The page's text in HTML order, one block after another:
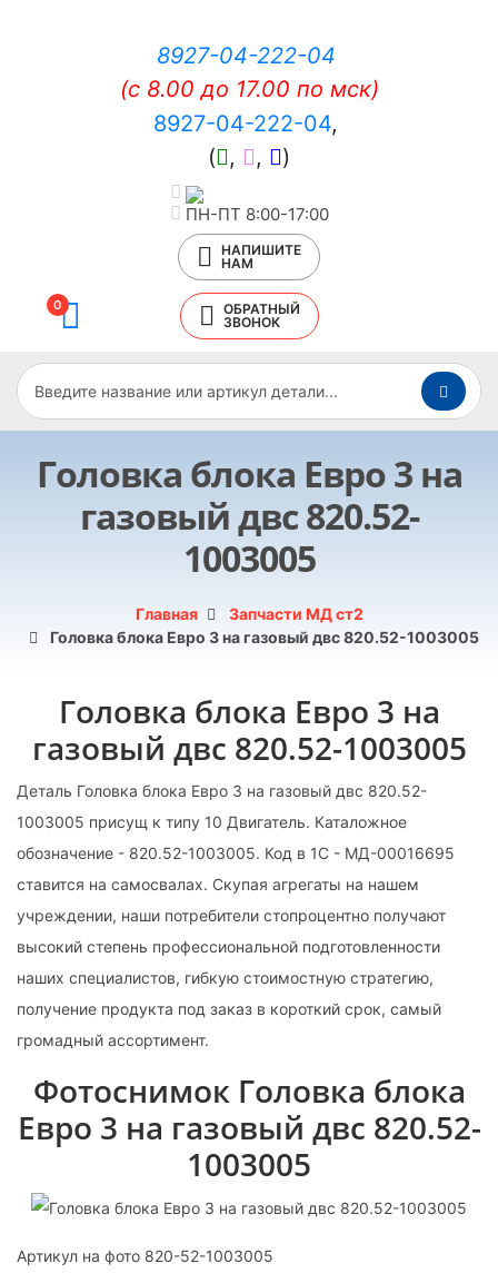
8927-04-222-04
(c 8.00 до 17.00 по мск)
8927-04-222-04,
(
, , )
ПН-ПТ 8:00-17:00
НАПИШИТЕ
НАМ
0
ОБРАТНЫЙ
ЗВОНОК
Головка блока Евро 3 на
газовый двс 820.52-
1003005
Главная
Запчасти МД ст2
Головка блока Евро 3 на газовый двс 820.52-1003005
Головка блока Евро 3 на
газовый двс 820.52-1003005
Деталь Головка блока Евро 3 на газовый двс 820.52-
1003005 присущ к типу 10 Двигатель. Каталожное
обозначение - 820.52-1003005. Код в 1С - МД-00016695
ставится на самосвалах. Скупая агрегаты на нашем
учреждении, наши потребители стопроцентно получают
высокий степень профессиональной подготовленности
наших специалистов, гибкую стоимостную стратегию,
получение продукта под заказ в короткий срок, самый
громадный ассортимент.
Фотоснимок Головка блока
Евро 3 на газовый двс 820.52-
1003005
Артикул на фото 820-52-1003005